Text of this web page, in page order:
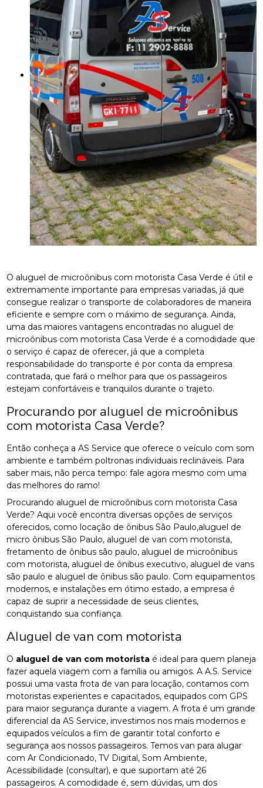
O aluguel de microônibus com motorista Casa Verde é útil e
extremamente importante para empresas variadas, já que
consegue realizar o transporte de colaboradores de maneira
eficiente e sempre com o máximo de segurança. Ainda,
uma das maiores vantagens encontradas no aluguel de
microônibus com motorista Casa Verde é a comodidade que
o serviço é capaz de oferecer, já que a completa
responsabilidade do transporte é por conta da empresa
contratada, que fará o melhor para que os passageiros
estejam confortáveis e tranquilos durante o trajeto.
Procurando por aluguel de microônibus
com motorista Casa Verde?
Então conheça a AS Service que oferece o veículo com som
ambiente e também poltronas individuais reclináveis. Para
saber mais, não perca tempo: fale agora mesmo com uma
das melhores do ramo!
Procurando aluguel de microônibus com motorista Casa
Verde? Aqui você encontra diversas opções de serviços
oferecidos, como locação de ônibus São Paulo,aluguel de
micro ônibus São Paulo, aluguel de van com motorista,
fretamento de ônibus são paulo, aluguel de microônibus
com motorista, aluguel de ônibus executivo, aluguel de vans
são paulo e aluguel de ônibus são paulo. Com equipamentos
modernos, e instalações em ótimo estado, a empresa é
capaz de suprir a necessidade de seus clientes,
conquistando sua confiança.
Aluguel de van com motorista
O aluguel de van com motorista é ideal para quem planeja
fazer aquela viagem com a família ou amigos. A A.S. Service
possui uma vasta frota de van para locação, contamos com
motoristas experientes e capacitados, equipados com GPS
para maior segurança durante a viagem. A frota é um grande
diferencial da AS Service, investimos nos mais modernos e
equipados veículos a fim de garantir total conforto e
segurança aos nossos passageiros. Temos van para alugar
com Ar Condicionado, TV Digital, Som Ambiente,
Acessibilidade (consultar), e que suportam até 26
passageiros. A comodidade é, sem dúvidas, um dos